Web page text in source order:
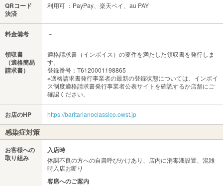
QRコード
決済
利用可 ：PayPay、楽天ペイ、au PAY
料金備考 －
領収書
（適格簡易
請求書）
適格請求書（インボイス）の要件を満たした領収書を発行しま
す。
登録番号：T6120001198865
※適格請求書発行事業者の最新の登録状態については、インボイ
ス制度適格請求書発行事業者公表サイトを確認するか店舗にご
確認ください。
お店のHP https://baritarianoclassico.owst.jp
感染症対策
お客様への
取り組み
入店時
体調不良の方への自粛呼びかけあり、店内に消毒液設置、混雑
時入店お断り
客席へのご案内